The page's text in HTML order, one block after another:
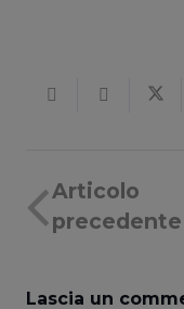
Articolo
precedente
Lascia un